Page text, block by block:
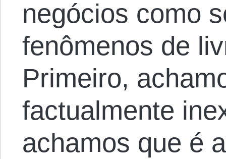
negócios como
fenômenos de
Primeiro,
factualmente
achamos que é